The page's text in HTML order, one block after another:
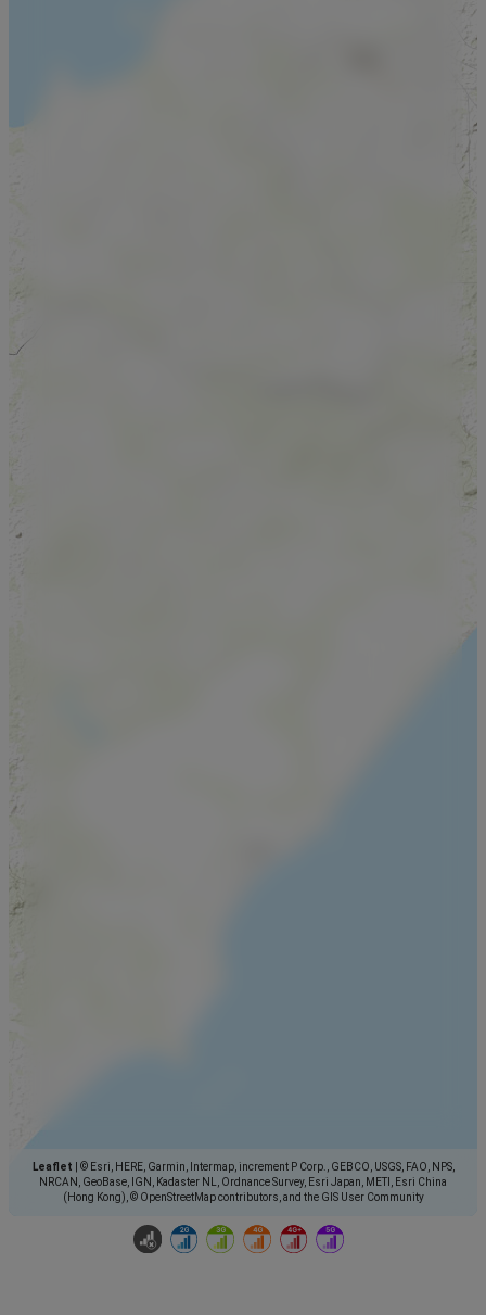
Leaflet
© Esri, HERE, Garmin, Intermap, increment P Corp., GEBCO, USGS, FAO, NPS,
NRCAN, GeoBase, IGN, Kadaster NL, Ordnance Survey, Esri Japan, METI, Esri China
(Hong Kong), © OpenStreetMap contributors, and the GIS User Community